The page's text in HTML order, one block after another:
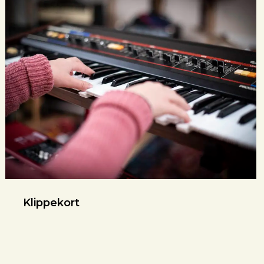
Klippekort